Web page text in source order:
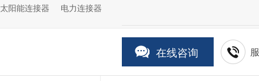
太阳能连接器 电力连接器
在线咨询